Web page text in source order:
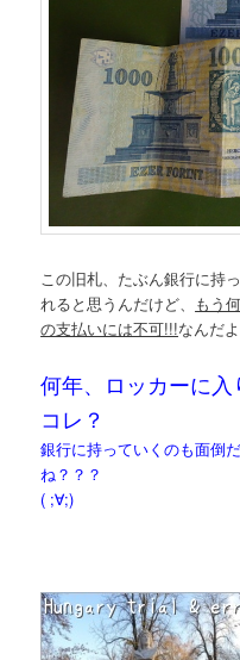
この旧札、たぶん銀行に持
れると思うんだけど、
もう
の支払いには不可!!!なんだ
何年、ロッカーに入
コレ？
銀行に持っていくのも面倒
ね？？？
( ;∀;)